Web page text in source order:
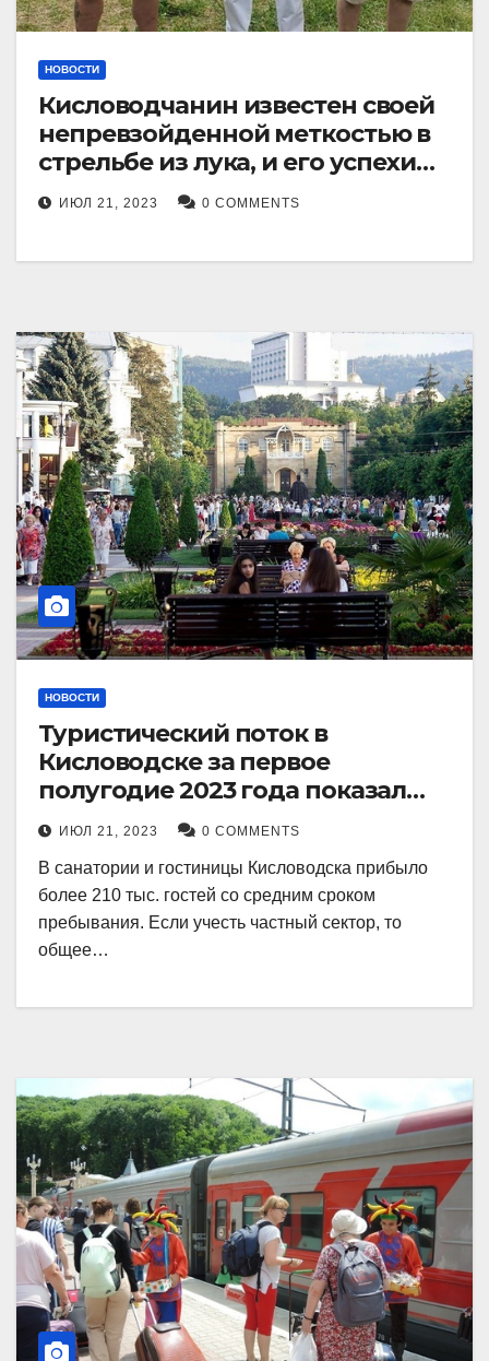
НОВОСТИ
Кисловодчанин известен своей
непревзойденной меткостью в
стрельбе из лука, и его успехи
прославили его в
Ставропольском крае.
ИЮЛ 21, 2023 0 COMMENTS
НОВОСТИ
Туристический поток в
Кисловодске за первое
полугодие 2023 года показал
рекордный рост в 21 процент.
ИЮЛ 21, 2023 0 COMMENTS
В санатории и гостиницы Кисловодска прибыло
более 210 тыс. гостей со средним сроком
пребывания. Если учесть частный сектор, то
общее…